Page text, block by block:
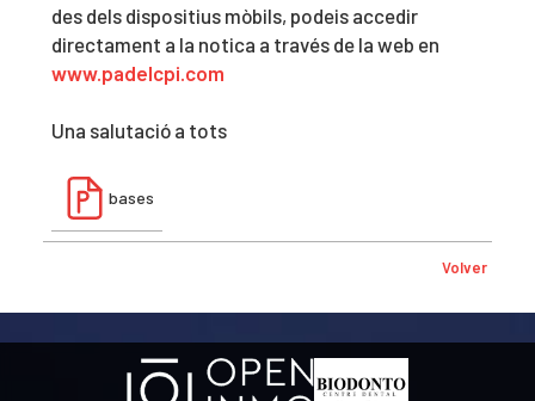
des dels dispositius mòbils, podeis accedir
directament a la notica a través de la web en
www.padelcpi.com
Una salutació a tots
bases
Volver